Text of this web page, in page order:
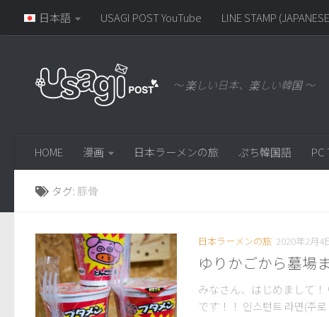
日本語 USAGI POST YouTube LINE STAMP
～ 楽しい日本、楽しい韓国 ～
HOME 漫画 日本ラーメンの旅 ぷち韓国語 PC
タグ: 豚骨
日本ラーメンの旅 2020年2月4
ゆりかごから墓場
みなさん、はじめまして！
です！！ 인스턴트 라면(주